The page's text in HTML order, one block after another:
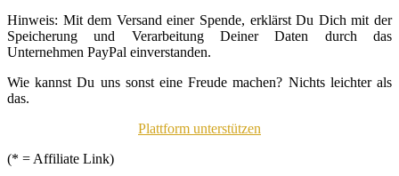
Hinweis: Mit dem Versand einer Spende, erklärst Du Dich mit der
Speicherung und Verarbeitung Deiner Daten durch das
Unternehmen PayPal einverstanden.
Wie kannst Du uns sonst eine Freude machen? Nichts leichter als
das.
Plattform unterstützen
(* = Affiliate Link)